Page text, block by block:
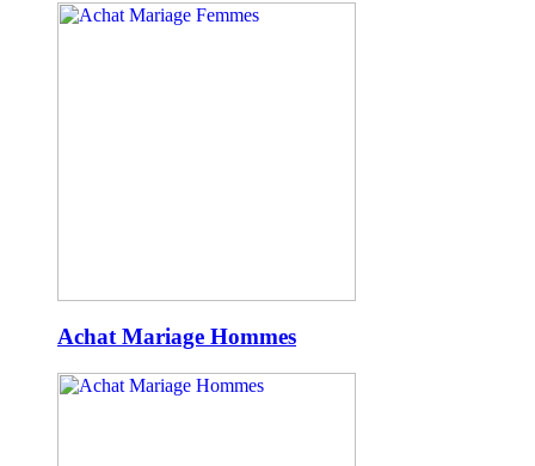
Achat Mariage Hommes